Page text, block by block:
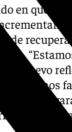
en que
de
nuevo
aún nos
que